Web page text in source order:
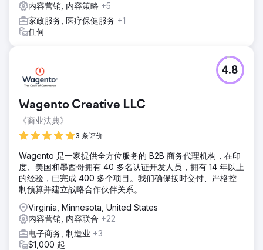
内容营销, 内容策略 +5
家政服务, 医疗保健服务 +1
任何
Wagento Creative LLC
《商业法典》
3 条评价
4.8
Wagento 是一家提供全方位服务的 B2B 商务代理机构，在印
度、美国和墨西哥拥有 40 多名认证开发人员，拥有 14 年以上
的经验，已完成 400 多个项目。我们确保按时交付、严格控
制预算并建立战略合作伙伴关系。
Virginia, Minnesota, United States
内容营销, 内容联合 +22
电子商务, 制造业 +3
$1,000 起